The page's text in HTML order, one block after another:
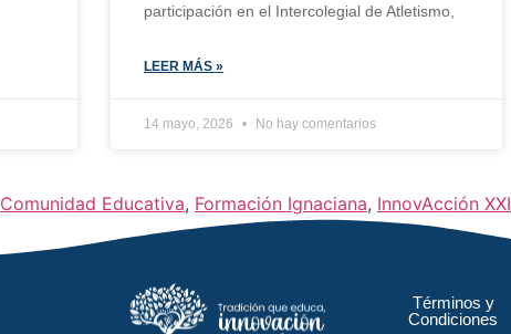
participación en el Intercolegial de Atletismo,
LEER MÁS »
14 mayo, 2026 No hay comentarios
Comunidad Educativa, Formación Ignaciana, InnovAcción XXI
Términos y
Condiciones